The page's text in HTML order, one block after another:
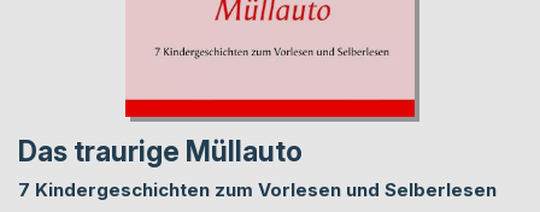
Das traurige Müllauto
7 Kindergeschichten zum Vorlesen und Selberlesen